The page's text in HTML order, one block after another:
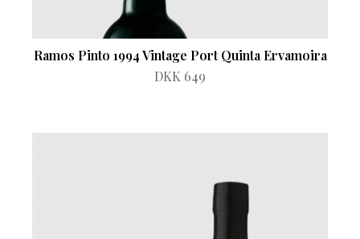
Ramos Pinto 1994 Vintage Port Quinta Ervamoira
DKK 649